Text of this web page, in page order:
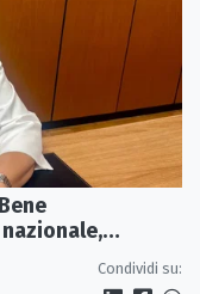
Condividi su: